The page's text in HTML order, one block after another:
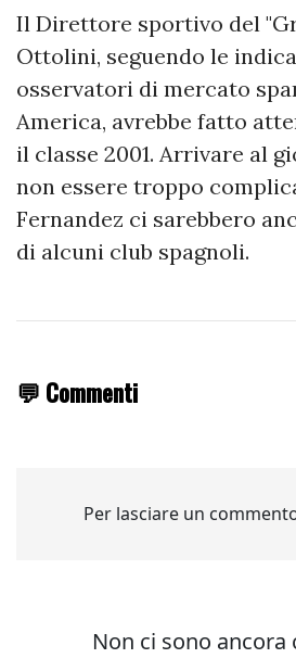
Il Direttore sportivo del
Ottolini, seguendo le
osservatori di mercato
America, avrebbe fatto
il classe 2001. Arrivare al
non essere troppo
Fernandez ci sarebbero
di alcuni club spagnoli.
💬 Commenti